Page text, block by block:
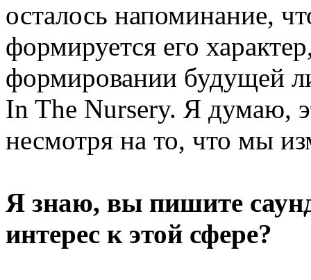
осталось напоминание,
формируется его
формировании будущей
In The Nursery. Я думаю,
несмотря на то, что мы
Я знаю, вы пишите
интерес к этой сфере?